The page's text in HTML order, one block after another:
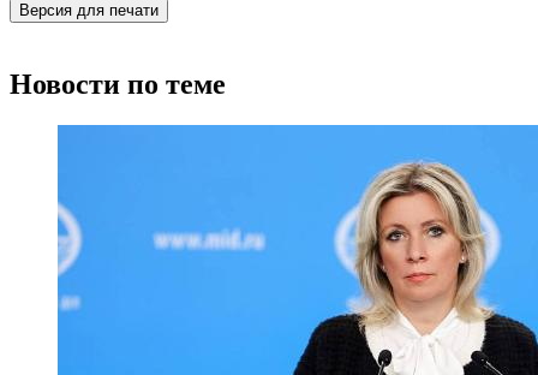
Версия для печати
Новости по теме